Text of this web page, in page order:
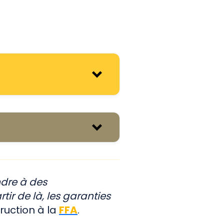
les définitions de
la totalité du
qu’un
être réutilisé que
à des
de là, les garanties
à la FFA.